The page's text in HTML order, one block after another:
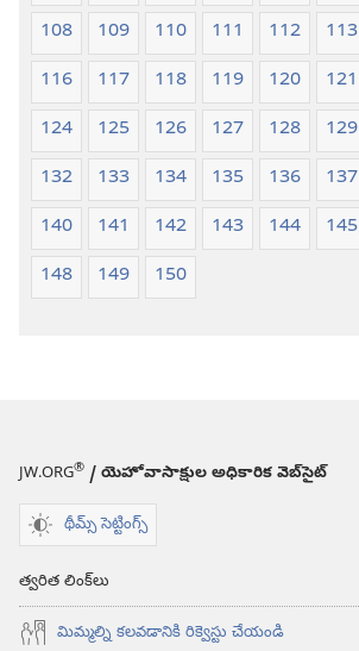
108
109 110 111 112 113
116
117 118 119 120 121
124
125 126 127 128 129
132
133 134 135 136 137
140
141 142 143 144 145
148
149 150
JW.ORG® / యెహోవాసాక్షుల అధికారిక వెబ్‌సైట్‌
థీమ్స్ సెట్టింగ్స్
త్వరిత లింక్‌లు
మిమ్మల్ని కలవడానికి రిక్వెస్టు చేయండి